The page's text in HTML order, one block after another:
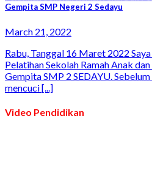
Gempita SMP Negeri 2 Sedayu
March 21, 2022
Rabu, Tanggal 16 Maret 2022
Pelatihan Sekolah Ramah Anak
Gempita SMP 2 SEDAYU.
mencuci [...]
Video Pendidikan